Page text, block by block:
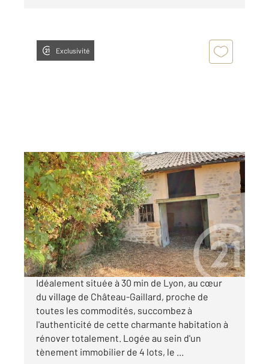
Exclusivité
CHATEAU GAILLARD 01
73 m2, 2 pièces
Ref : 8475
Maison à vendre
60 000 €
Visiter le site dédié
Idéalement située à 30 min de Lyon, au cœur
du village de Château-Gaillard, proche de
toutes les commodités, succombez à
l'authenticité de cette charmante habitation à
rénover totalement. Logée au sein d'un
tènement immobilier de 4 lots, le ...